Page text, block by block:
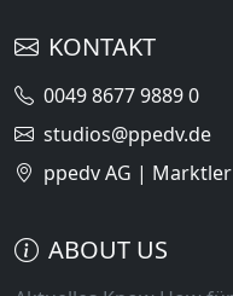
KONTAKT
0049 8677 9889 0
studios@ppedv.de
ppedv AG |
ABOUT US